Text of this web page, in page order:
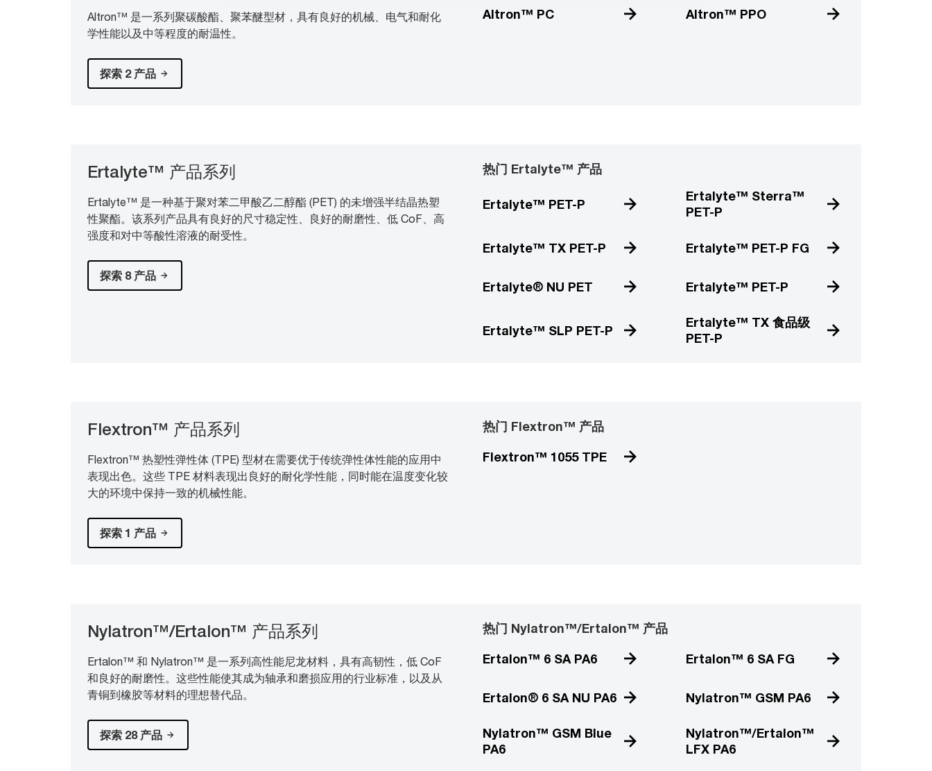
Altron™ 是一系列聚碳酸酯、聚苯醚型材，具有良好的机械、电气和耐化
学性能以及中等程度的耐温性。
探索 2 产品
Altron™ PC
Altron™ PPO
Ertalyte™ 产品系列
Ertalyte™ 是一种基于聚对苯二甲酸乙二醇酯 (PET) 的未增强半结晶热塑
性聚酯。该系列产品具有良好的尺寸稳定性、良好的耐磨性、低 CoF、高
强度和对中等酸性溶液的耐受性。
探索 8 产品
热门 Ertalyte™ 产品
Ertalyte™ PET-P
Ertalyte™ Sterra™
PET-P
Ertalyte™ TX PET-P Ertalyte™ PET-P FG
Ertalyte® NU PET Ertalyte™ PET-P
Ertalyte™ SLP PET-P
Ertalyte™ TX 食品级
PET-P
Flextron™ 产品系列
Flextron™ 热塑性弹性体 (TPE) 型材在需要优于传统弹性体性能的应用中
表现出色。这些 TPE 材料表现出良好的耐化学性能，同时能在温度变化较
大的环境中保持一致的机械性能。
探索 1 产品
热门 Flextron™ 产品
Flextron™ 1055 TPE
Nylatron™/Ertalon™ 产品系列
Ertalon™ 和 Nylatron™ 是一系列高性能尼龙材料，具有高韧性，低 CoF
和良好的耐磨性。这些性能使其成为轴承和磨损应用的行业标准，以及从
青铜到橡胶等材料的理想替代品。
探索 28 产品
热门 Nylatron™/Ertalon™ 产品
Ertalon™ 6 SA PA6
Ertalon™ 6 SA FG
Ertalon® 6 SA NU PA6 Nylatron™ GSM PA6
Nylatron™ GSM Blue
PA6
Nylatron™/Ertalon™
LFX PA6